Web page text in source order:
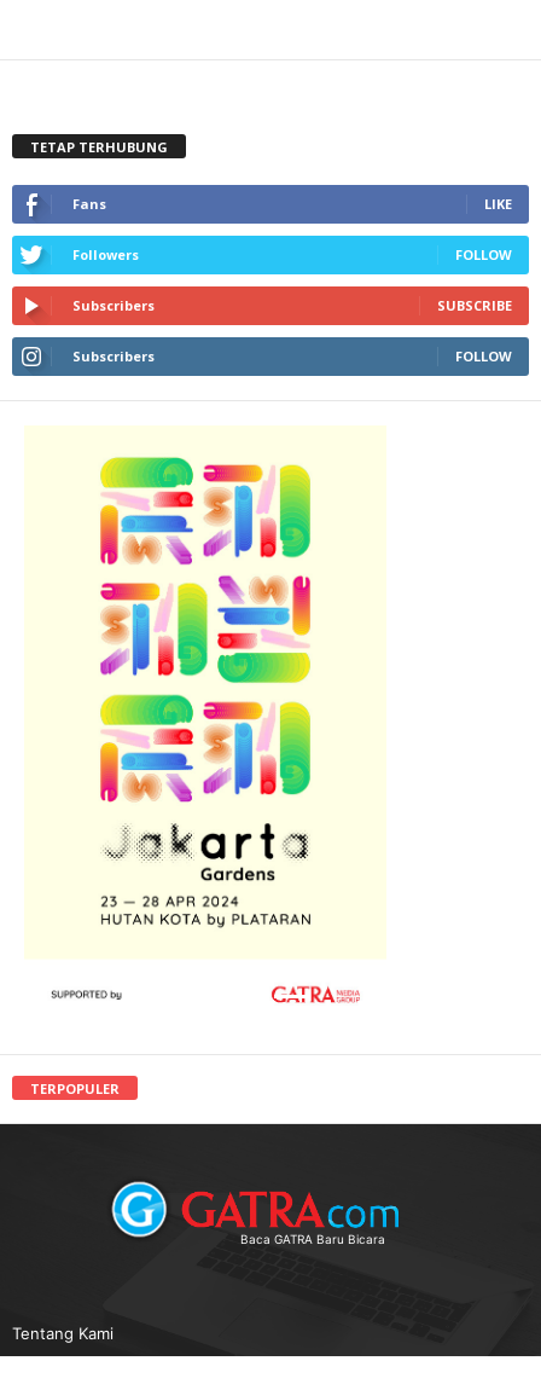
TETAP TERHUBUNG
Fans LIKE
Followers FOLLOW
Subscribers SUBSCRIBE
Subscribers FOLLOW
TERPOPULER
Baca GATRA Baru Bicara
Tentang Kami